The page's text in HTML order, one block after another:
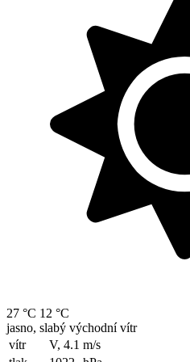
27 °C 12 °C
jasno, slabý východní vítr
vítr
V, 4.1 m/s